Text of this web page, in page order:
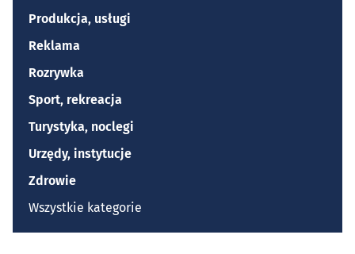
Produkcja, usługi
Reklama
Rozrywka
Sport, rekreacja
Turystyka, noclegi
Urzędy, instytucje
Zdrowie
Wszystkie kategorie